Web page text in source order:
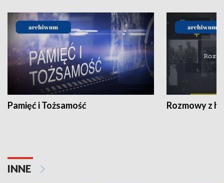
Pamięć i Tożsamość Rozmowy z
INNE